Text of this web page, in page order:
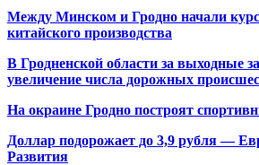
Между Минском и Гродно начали
китайского производства
В Гродненской области за выходные
увеличение числа дорожных
На окраине Гродно построят
Доллар подорожает до 3,9 рубля —
Развития